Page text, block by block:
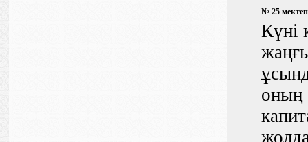
№ 25
Күні
оның